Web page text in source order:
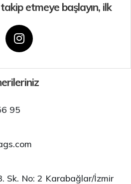
etmeye başlayın, ilk
95
Sk. No: 2 Karabağlar/İzmir